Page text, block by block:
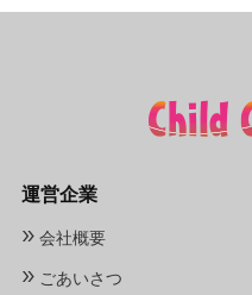
運営企業
» 会社概要
» ごあいさつ